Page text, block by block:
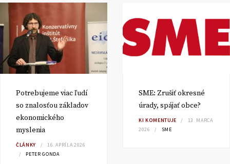
Potrebujeme viac ľudí
so znalosťou základov
ekonomického
myslenia
ČLÁNKY
16. APRÍLA 2026
PETER GONDA
SME: Zrušiť okresné
úrady, spájať obce?
KI KOMENTUJE
13. MARCA
2026
SME